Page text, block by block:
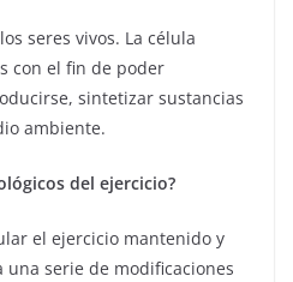
seres vivos. La célula
con el fin de poder
sintetizar sustancias
ambiente.
del ejercicio?
el ejercicio mantenido y
serie de modificaciones